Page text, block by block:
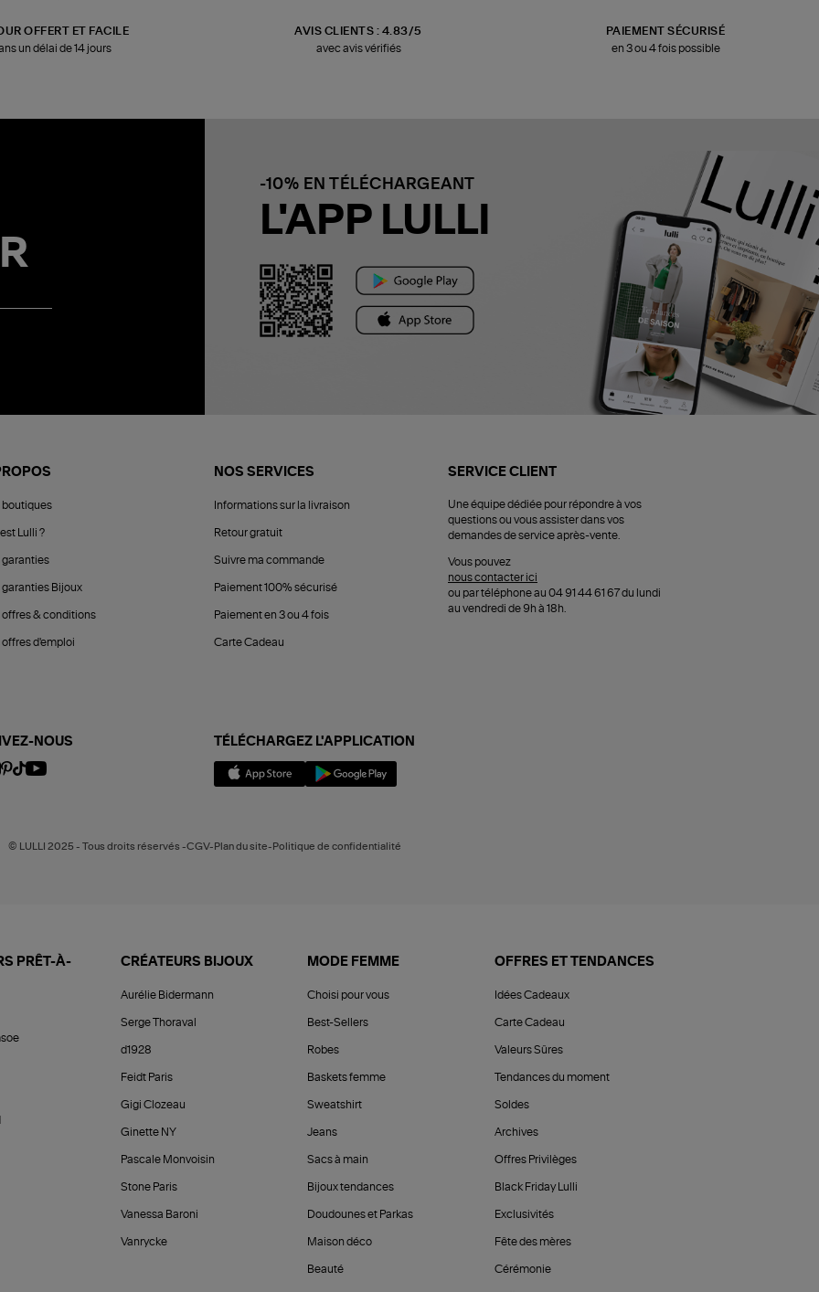
OFFERT ET FACILE
un délai de 14 jours
AVIS CLIENTS : 4.83/5
avec avis vérifiés
PAIEMENT SÉCURISÉ
en 3 ou 4 fois possible
-10% EN TÉLÉCHARGEANT
L'APP LULLI
boutiques
Lulli ?
garanties
garanties Bijoux
offres & conditions
offres d'emploi
NOS SERVICES
Informations sur la livraison
Retour gratuit
Suivre ma commande
Paiement 100% sécurisé
Paiement en 3 ou 4 fois
Carte Cadeau
SERVICE CLIENT
Une équipe dédiée pour répondre à vos
questions ou vous assister dans vos
demandes de service après-vente.
Vous pouvez
nous contacter ici
ou par téléphone au 04 91 44 61 67 du lundi
au vendredi de 9h à 18h.
NOUS TÉLÉCHARGEZ L'APPLICATION
© LULLI 2025 - Tous droits réservés -CGV-Plan du site-Politique de confidentialité
PRÊT-À-
CRÉATEURS BIJOUX
Aurélie Bidermann
Serge Thoraval
d1928
Feidt Paris
Gigi Clozeau
Ginette NY
Pascale Monvoisin
Stone Paris
Vanessa Baroni
Vanrycke
MODE FEMME
Choisi pour vous
Best-Sellers
Robes
Baskets femme
Sweatshirt
Jeans
Sacs à main
Bijoux tendances
Doudounes et Parkas
Maison déco
Beauté
OFFRES ET TENDANCES
Idées Cadeaux
Carte Cadeau
Valeurs Sûres
Tendances du moment
Soldes
Archives
Offres Privilèges
Black Friday Lulli
Exclusivités
Fête des mères
Cérémonie